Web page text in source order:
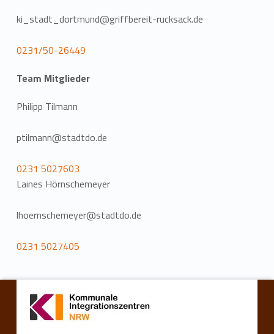
ki_stadt_dortmund@griffbereit-rucksack.de
0231/50-26449
Team Mitglieder
Philipp Tilmann
ptilmann@stadtdo.de
0231 5027603
Laines Hörnschemeyer
lhoernschemeyer@stadtdo.de
0231 5027405